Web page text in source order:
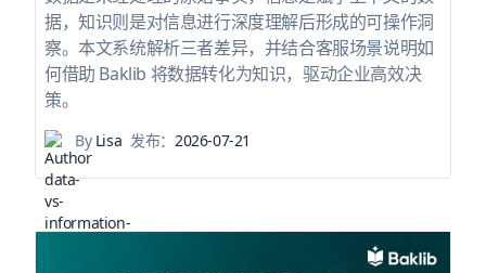
据，知识则是对信息进行深度理解后形成的可操作洞
察。本文系统解析三者差异，并结合客服场景说明如
何借助 Baklib 将数据转化为知识，驱动企业高效决
策。
ByLisa 发布： 2026-07-21